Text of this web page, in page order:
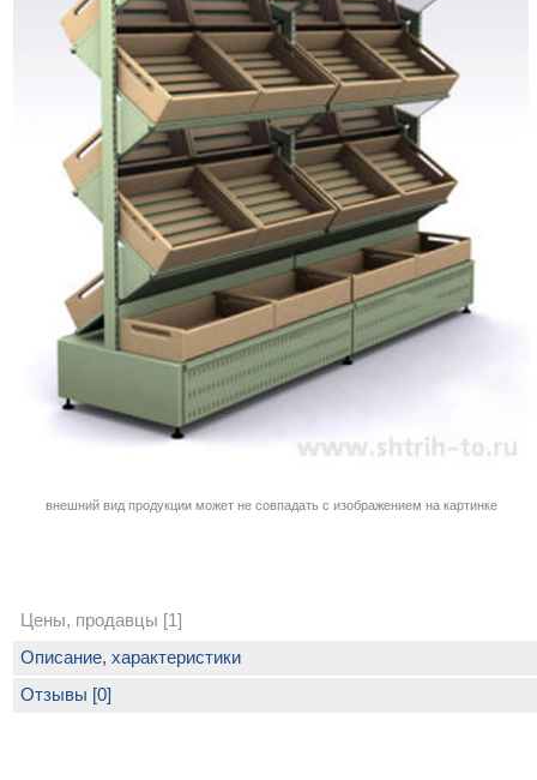
внешний вид продукции может не совпадать с изображением на картинке
Цены, продавцы [1]
Описание, характеристики
Отзывы [0]